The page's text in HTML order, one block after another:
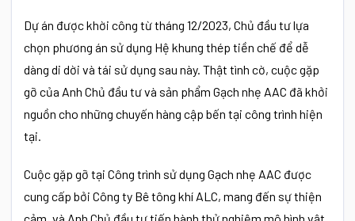
Dự án được khời công từ tháng 12/2023, Chủ đầu tư lựa
chọn phương án sử dụng Hệ khung thép tiền chế để dễ
dàng di dời và tái sử dụng sau này. Thật tình cờ, cuộc gặp
gỡ của Anh Chủ đầu tư và sản phẩm Gạch nhẹ AAC đã khởi
nguồn cho những chuyến hàng cập bến tại công trình hiện
tại.
Cuộc gặp gỡ tại Công trình sử dụng Gạch nhẹ AAC được
cung cấp bởi Công ty Bê tông khí ALC, mang đến sự thiện